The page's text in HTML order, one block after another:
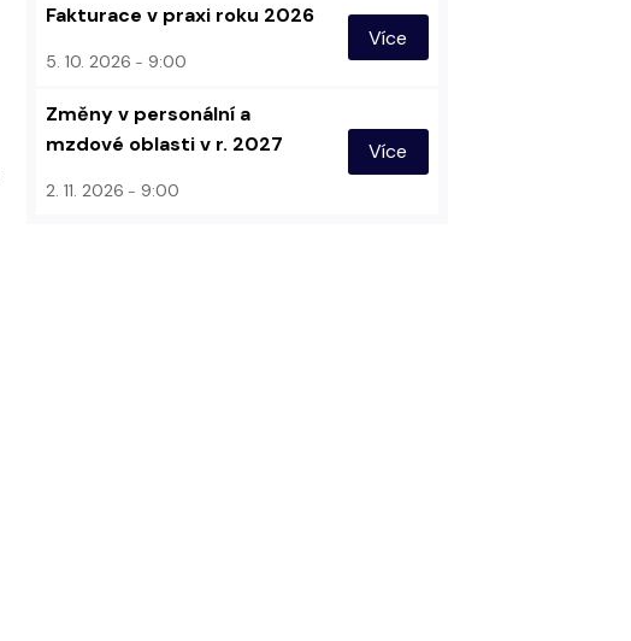
Fakturace v praxi roku 2026
5. 10. 2026 9:00
Více
Změny v personální a
mzdové oblasti v r. 2027
2. 11. 2026 9:00
Více